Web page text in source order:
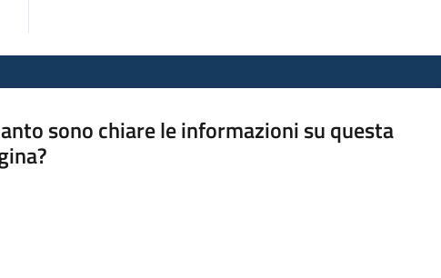
sono chiare le informazioni su questa